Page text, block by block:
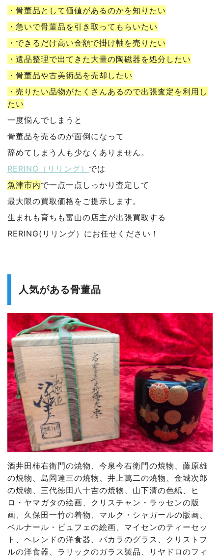
・骨董品として価値があるのかを知りたい
・急いで骨董品を引き取ってもらいたい
・できるだけ高い金額で掛け軸を売りたい
・遺品整理で出てきた大量の陶磁器を処分したい
・骨董品や古美術品を売却したい
・売りたい品物がたくさんあるので出張査定を利用し
たい
一度悩んでしまうと
骨董品を売るのが面倒になって
辞めてしまう人も少なくありません。
RERING（リリング） では
魚津市内で一点一点しっかり査定して
最大限の買取価格をご提示します。
生まれも育ちも富山の店主が出張買取する
RERING(リリング）にお任せください！
人気がある骨董品
酒井田柿右衛門の焼物、今泉今右衛門の焼物、藤原雄
の焼物、島岡達三の焼物、井上萬二の焼物、金城次郎
の焼物、三代徳田八十吉の焼物、山下清の色紙、ヒ
ロ・ヤマガタの絵画、クリスチャン・ラッセンの版
画、久保田一竹の着物、マルク・シャガールの版画、
ベルナール・ビュフェの絵画、マイセンのティーセッ
ト、ヘレンドの洋食器、バカラのグラス、クリストフ
ルの洋食器、ラリックのガラス製品、リヤドロのフィ